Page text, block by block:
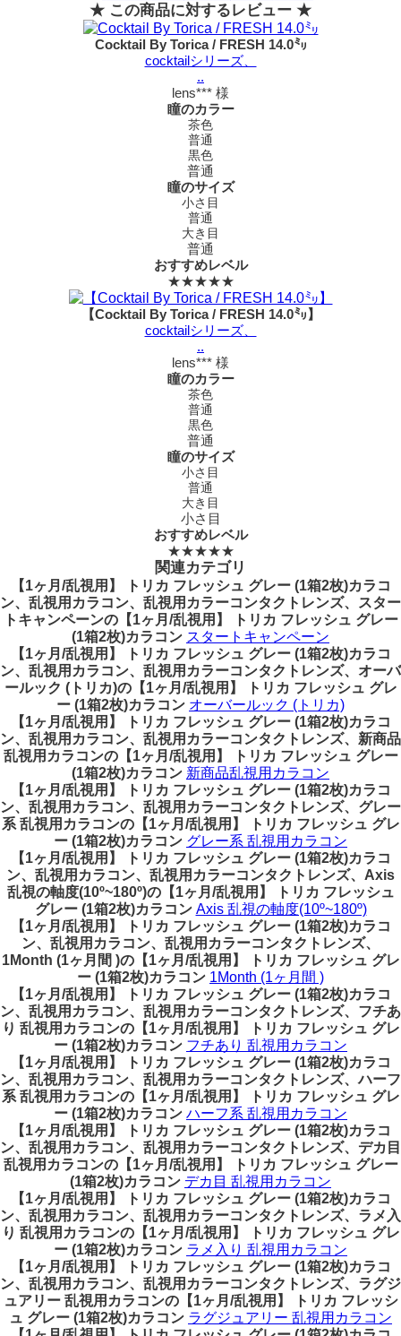
★ この商品に対するレビュー ★
Cocktail By Torica / FRESH 14.0㍉
cocktailシリーズ、
..
lens*** 様
瞳のカラー
茶色
普通
黒色
普通
瞳のサイズ
小さ目
普通
大き目
普通
おすすめレベル
★★★★★
【Cocktail By Torica / FRESH 14.0㍉】
cocktailシリーズ、
..
lens*** 様
瞳のカラー
茶色
普通
黒色
普通
瞳のサイズ
小さ目
普通
大き目
小さ目
おすすめレベル
★★★★★
関連カテゴリ
【1ヶ月/乱視用】 トリカ フレッシュ グレー (1箱2枚)カラコ
ン、乱視用カラコン、乱視用カラーコンタクトレンズ、スター
トキャンペーンの【1ヶ月/乱視用】 トリカ フレッシュ グレー
(1箱2枚)カラコン スタートキャンペーン
【1ヶ月/乱視用】 トリカ フレッシュ グレー (1箱2枚)カラコ
ン、乱視用カラコン、乱視用カラーコンタクトレンズ、オーバ
ールック (トリカ)の【1ヶ月/乱視用】 トリカ フレッシュ グレ
ー (1箱2枚)カラコン オーバールック (トリカ)
【1ヶ月/乱視用】 トリカ フレッシュ グレー (1箱2枚)カラコ
ン、乱視用カラコン、乱視用カラーコンタクトレンズ、新商品
乱視用カラコンの【1ヶ月/乱視用】 トリカ フレッシュ グレー
(1箱2枚)カラコン 新商品乱視用カラコン
【1ヶ月/乱視用】 トリカ フレッシュ グレー (1箱2枚)カラコ
ン、乱視用カラコン、乱視用カラーコンタクトレンズ、グレー
系 乱視用カラコンの【1ヶ月/乱視用】 トリカ フレッシュ グレ
ー (1箱2枚)カラコン グレー系 乱視用カラコン
【1ヶ月/乱視用】 トリカ フレッシュ グレー (1箱2枚)カラコ
ン、乱視用カラコン、乱視用カラーコンタクトレンズ、Axis
乱視の軸度(10º~180º)の【1ヶ月/乱視用】 トリカ フレッシュ
グレー (1箱2枚)カラコン Axis 乱視の軸度(10º~180º)
【1ヶ月/乱視用】 トリカ フレッシュ グレー (1箱2枚)カラコ
ン、乱視用カラコン、乱視用カラーコンタクトレンズ、
1Month (1ヶ月間 )の【1ヶ月/乱視用】 トリカ フレッシュ グレ
ー (1箱2枚)カラコン 1Month (1ヶ月間 )
【1ヶ月/乱視用】 トリカ フレッシュ グレー (1箱2枚)カラコ
ン、乱視用カラコン、乱視用カラーコンタクトレンズ、フチあ
り 乱視用カラコンの【1ヶ月/乱視用】 トリカ フレッシュ グレ
ー (1箱2枚)カラコン フチあり 乱視用カラコン
【1ヶ月/乱視用】 トリカ フレッシュ グレー (1箱2枚)カラコ
ン、乱視用カラコン、乱視用カラーコンタクトレンズ、ハーフ
系 乱視用カラコンの【1ヶ月/乱視用】 トリカ フレッシュ グレ
ー (1箱2枚)カラコン ハーフ系 乱視用カラコン
【1ヶ月/乱視用】 トリカ フレッシュ グレー (1箱2枚)カラコ
ン、乱視用カラコン、乱視用カラーコンタクトレンズ、デカ目
乱視用カラコンの【1ヶ月/乱視用】 トリカ フレッシュ グレー
(1箱2枚)カラコン デカ目 乱視用カラコン
【1ヶ月/乱視用】 トリカ フレッシュ グレー (1箱2枚)カラコ
ン、乱視用カラコン、乱視用カラーコンタクトレンズ、ラメ入
り 乱視用カラコンの【1ヶ月/乱視用】 トリカ フレッシュ グレ
ー (1箱2枚)カラコン ラメ入り 乱視用カラコン
【1ヶ月/乱視用】 トリカ フレッシュ グレー (1箱2枚)カラコ
ン、乱視用カラコン、乱視用カラーコンタクトレンズ、ラグジ
ュアリー 乱視用カラコンの【1ヶ月/乱視用】 トリカ フレッシ
ュ グレー (1箱2枚)カラコン ラグジュアリー 乱視用カラコン